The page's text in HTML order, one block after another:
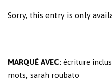
Sorry, this entry is only
MARQUÉ AVEC: écriture
mots, sarah roubato